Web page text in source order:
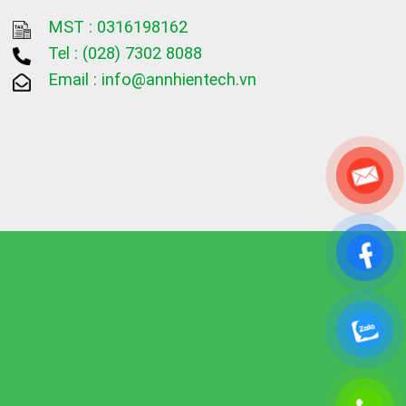
MST : 0316198162
Tel : (028) 7302 8088
Email : info@annhientech.vn